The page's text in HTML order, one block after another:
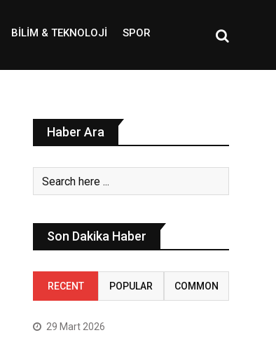
BILIM & TEKNOLOJI SPOR
Haber Ara
Son Dakika Haber
RECENT POPULAR COMMON
29 Mart 2026